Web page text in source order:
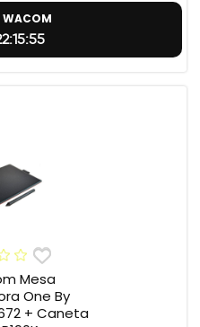
WACOM
Mesa
One By
+ Caneta